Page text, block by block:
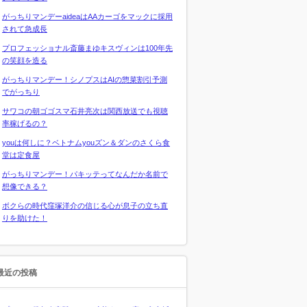
がっちりマンデーaideaはAAカーゴをマックに採用
されて急成長
プロフェッショナル斎藤まゆキスヴィンは100年先
の笑顔を造る
がっちりマンデー！シノプスはAIの惣菜割引予測
でがっちり
サワコの朝ゴゴスマ石井亮次は関西放送でも視聴
率稼げるの？
youは何しに？ベトナムyouズン＆ダンのさくら食
堂は定食屋
がっちりマンデー！パキッテってなんだか名前で
想像できる？
ボクらの時代窪塚洋介の信じる心が息子の立ち直
りを助けた！
近の投稿